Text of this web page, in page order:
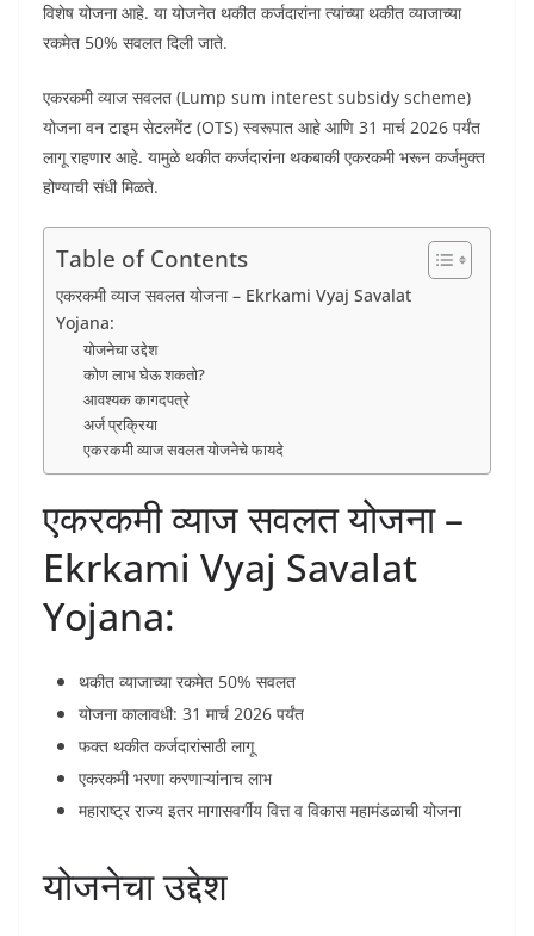
विशेष योजना आहे. या योजनेत थकीत कर्जदारांना त्यांच्या थकीत व्याजाच्या
रकमेत 50% सवलत दिली जाते.
एकरकमी व्याज सवलत (Lump sum interest subsidy scheme)
योजना वन टाइम सेटलमेंट (OTS) स्वरूपात आहे आणि 31 मार्च 2026 पर्यंत
लागू राहणार आहे. यामुळे थकीत कर्जदारांना थकबाकी एकरकमी भरून कर्जमुक्त
होण्याची संधी मिळते.
Table of Contents
एकरकमी व्याज सवलत योजना – Ekrkami Vyaj Savalat
Yojana:
योजनेचा उद्देश
कोण लाभ घेऊ शकतो?
आवश्यक कागदपत्रे
अर्ज प्रक्रिया
एकरकमी व्याज सवलत योजनेचे फायदे
एकरकमी व्याज सवलत योजना –
Ekrkami Vyaj Savalat
Yojana:
थकीत व्याजाच्या रकमेत 50% सवलत
योजना कालावधी: 31 मार्च 2026 पर्यंत
फक्त थकीत कर्जदारांसाठी लागू
एकरकमी भरणा करणाऱ्यांनाच लाभ
महाराष्ट्र राज्य इतर मागासवर्गीय वित्त व विकास महामंडळाची योजना
योजनेचा उद्देश